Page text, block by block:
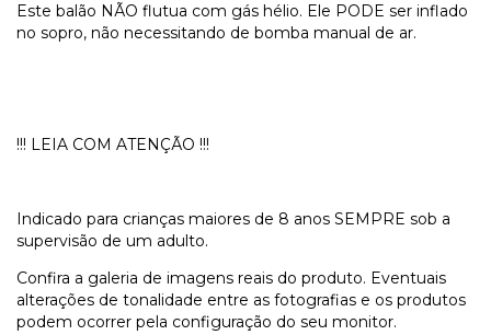
Este balão NÃO flutua com gás hélio. Ele PODE ser inflado
no sopro, não necessitando de bomba manual de ar.
!!! LEIA COM ATENÇÃO !!!
Indicado para crianças maiores de 8 anos SEMPRE sob a
supervisão de um adulto.
Confira a galeria de imagens reais do produto. Eventuais
alterações de tonalidade entre as fotografias e os produtos
podem ocorrer pela configuração do seu monitor.